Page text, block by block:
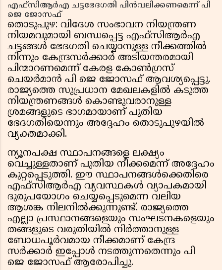
എഫ്സിആർഎ ചട്ടഭേദഗതി പിൻവലിക്കണമെന്ന് പി
ജെ ജോസഫ്
തൊടുപുഴ: വിദേശ സംഭാവന നിയന്ത്രണ
നിയമവുമായി ബന്ധപ്പെട്ട എഫ്സിആർഎ
ചട്ടങ്ങൾ ഭേദഗതി ചെയ്യാനുള്ള നീക്കത്തിൽ
നിന്നും കേന്ദ്രസർക്കാർ അടിയന്തരമായി
പിന്മാറണമെന്ന് കേരള കോൺഗ്രസ്
ചെയർമാൻ പി ജെ ജോസഫ് ആവശ്യപ്പെട്ടു.
രാജ്യത്തെ സുപ്രധാന മേഖലകളിൽ കടുത്ത
നിയന്ത്രണങ്ങൾ കൊണ്ടുവരാനുള്ള
ശ്രമങ്ങളുടെ ഭാഗമായാണ് പുതിയ
ഭേദഗതിയെന്നും അദ്ദേഹം തൊടുപുഴയിൽ
വ്യക്തമാക്കി.
ന്യൂനപക്ഷ സ്ഥാപനങ്ങളെ ലക്ഷ്യം
വെച്ചുള്ളതാണ് പുതിയ നീക്കമെന്ന് അദ്ദേഹം
കുറ്റപ്പെടുത്തി. ഈ സ്ഥാപനങ്ങൾക്കെതിരെ
എഫ്സിആർഎ വ്യവസ്ഥകൾ വ്യാപകമായി
ദുരുപയോഗം ചെയ്യപ്പെടുമെന്ന വലിയ
ആശങ്ക നിലനിൽക്കുന്നുണ്ട്. രാജ്യത്തെ
എല്ലാ പ്രസ്ഥാനങ്ങളെയും സംഘടനകളെയും
തങ്ങളുടെ വരുതിയിൽ നിർത്താനുള്ള
ബോധപൂർവമായ നീക്കമാണ് കേന്ദ്ര
സർക്കാർ ഇപ്പോൾ നടത്തുന്നതെന്നും പി
ജെ ജോസഫ് ആരോപിച്ചു.